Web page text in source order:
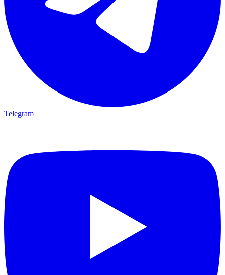
Telegram